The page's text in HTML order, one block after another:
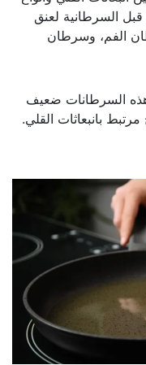
السرطانية لعنق
الفم، وسرطان
السرطانات ضعيف
بانبعاثات القلي.